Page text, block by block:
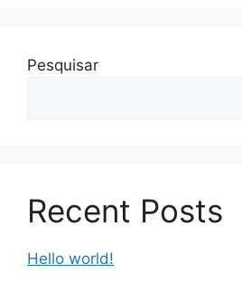
Pesquisar
Recent Posts
Hello world!